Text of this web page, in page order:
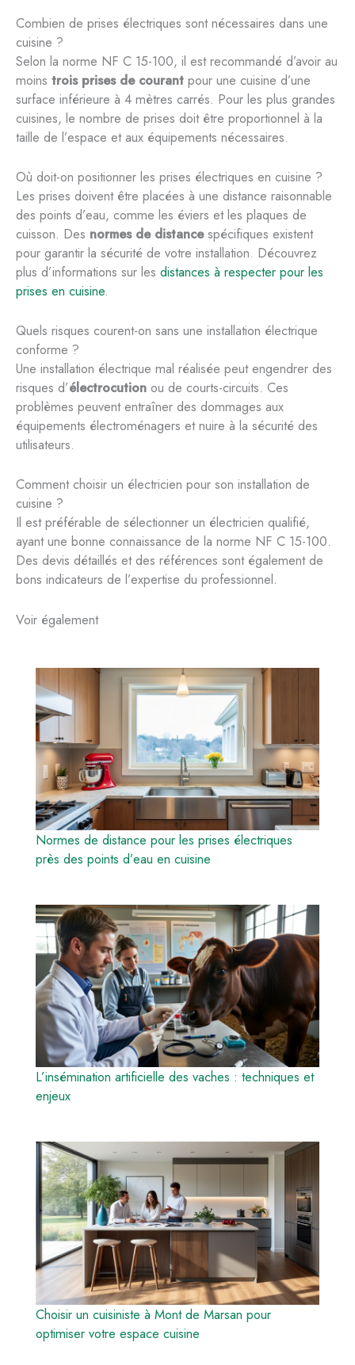
Combien de prises électriques sont nécessaires dans une
cuisine ?
Selon la norme NF C 15-100, il est recommandé d’avoir au
moins trois prises de courant pour une cuisine d’une
surface inférieure à 4 mètres carrés. Pour les plus grandes
cuisines, le nombre de prises doit être proportionnel à la
taille de l’espace et aux équipements nécessaires.
Où doit-on positionner les prises électriques en cuisine ?
Les prises doivent être placées à une distance raisonnable
des points d’eau, comme les éviers et les plaques de
cuisson. Des normes de distancespécifiques existent
pour garantir la sécurité de votre installation. Découvrez
plus d’informations sur les distances à respecter pour les
prises en cuisine.
Quels risques courent-on sans une installation électrique
conforme ?
Une installation électrique mal réalisée peut engendrer des
risques d’électrocution ou de courts-circuits. Ces
problèmes peuvent entraîner des dommages aux
équipements électroménagers et nuire à la sécurité des
utilisateurs.
Comment choisir un électricien pour son installation de
cuisine ?
Il est préférable de sélectionner un électricien qualifié,
ayant une bonne connaissance de la norme NF C 15-100.
Des devis détaillés et des références sont également de
bons indicateurs de l’expertise du professionnel.
Voir également
Normes de distance pour les prises électriques
près des points d’eau en cuisine
L’insémination artificielle des vaches : techniques et
enjeux
Choisir un cuisiniste à Mont de Marsan pour
optimiser votre espace cuisine